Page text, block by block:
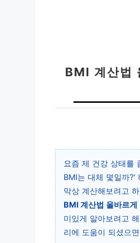
BMI 계산법
요즘 제 건강 상태를
BMI는 대체 몇일까
막상 계산해보려고
BMI 계산법 올바르게
미있게 알아보려고
리에 도움이 되셨으